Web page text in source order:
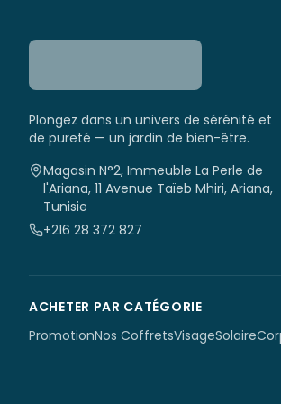
Plongez dans un univers de sérénité et
de pureté — un jardin de bien-être.
Magasin N°2, Immeuble La Perle de
l'Ariana, 11 Avenue Taïeb Mhiri, Ariana,
Tunisie
+216 28 372 827
ACHETER PAR CATÉGORIE
PromotionNos CoffretsVisageSolaire